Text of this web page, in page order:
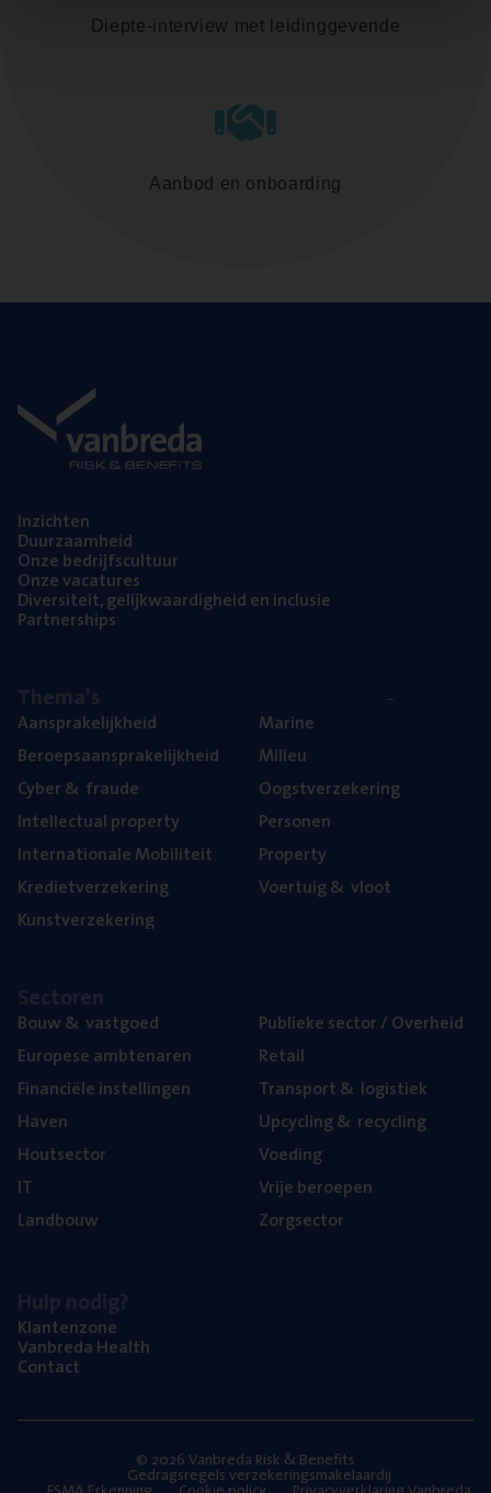
Diepte-interview met leidinggevende
Aanbod en onboarding
Inzich­ten
Duur­zaam­heid
Onze bedrijfs­cul­tuur
Onze vaca­tu­res
Diver­si­teit, gelijk­waar­dig­heid en inclusie
Part­ner­ships
Aan­spra­ke­lijk­heid
Beroeps­aan­spra­ke­lijk­heid
Cyber& fraude
Intel­lec­tu­al property
Inter­na­ti­o­na­le Mobiliteit
Kre­diet­ver­ze­ke­ring
Kunst­ver­ze­ke­ring
Mari­ne
Mili­eu
Oogst­ver­ze­ke­ring
Per­so­nen
Pro­per­ty
Voer­tuig& vloot
Bouw& vastgoed
Euro­pe­se ambtenaren
Finan­ci­ë­le instellingen
Haven
Hout­sec­tor
IT
Land­bouw
Publie­ke sec­tor / Overheid
Retail
Trans­port& logistiek
Upcy­cling& recycling
Voe­ding
Vrije beroe­pen
Zorg­sec­tor
Klan­ten­zo­ne
Van­b­re­da Health
Con­tact
© 2026 Vanbreda Risk & Benefits
Gedragsregels verzekeringsmakelaardij